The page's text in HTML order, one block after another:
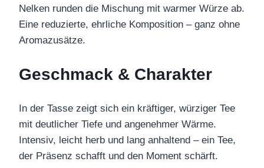
Nelken runden die Mischung mit warmer Würze ab.
Eine reduzierte, ehrliche Komposition – ganz ohne
Aromazusätze.
Geschmack & Charakter
In der Tasse zeigt sich ein kräftiger, würziger Tee
mit deutlicher Tiefe und angenehmer Wärme.
Intensiv, leicht herb und lang anhaltend – ein Tee,
der Präsenz schafft und den Moment schärft.